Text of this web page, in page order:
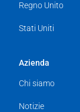
Regno Unito
Stati Uniti
Azienda
Chi siamo
Notizie